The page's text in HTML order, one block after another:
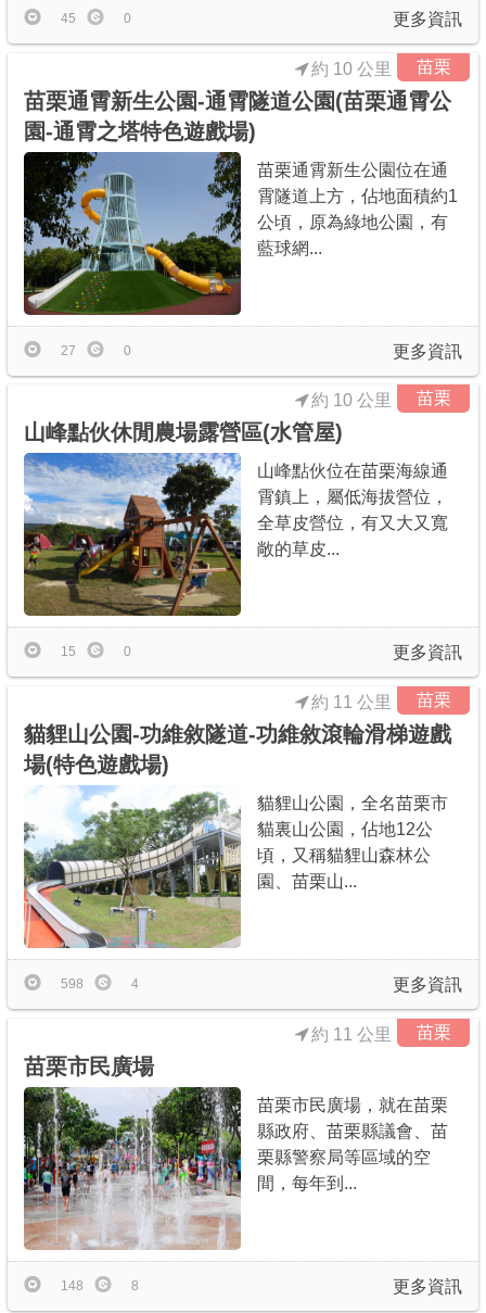
更多資訊
45 0
苗栗
約 10 公里
苗栗通霄新生公園-通霄隧道公園(苗栗通霄公
園-通霄之塔特色遊戲場)
苗栗通霄新生公園位在通
霄隧道上方，佔地面積約1
公頃，原為綠地公園，有
藍球網...
更多資訊
27 0
苗栗
約 10 公里
山峰點伙休閒農場露營區(水管屋)
山峰點伙位在苗栗海線通
霄鎮上，屬低海拔營位，
全草皮營位，有又大又寬
敞的草皮...
更多資訊
15 0
苗栗
約 11 公里
貓貍山公園-功維敘隧道-功維敘滾輪滑梯遊戲
場(特色遊戲場)
貓貍山公園，全名苗栗市
貓裏山公園，佔地12公
頃，又稱貓貍山森林公
園、苗栗山...
更多資訊
598 4
苗栗
約 11 公里
苗栗市民廣場
苗栗市民廣場，就在苗栗
縣政府、苗栗縣議會、苗
栗縣警察局等區域的空
間，每年到...
更多資訊
148 8